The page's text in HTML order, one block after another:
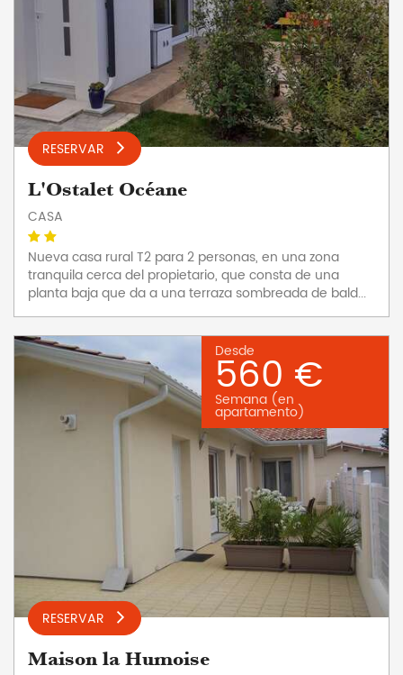
RESERVAR
L'Ostalet Océane
CASA
Nueva casa rural T2 para 2 personas, en una zona
tranquila cerca del propietario, que consta de una
planta baja que da a una terraza sombreada de bald...
Desde
560 €
Semana (en
apartamento)
RESERVAR
Maison la Humoise